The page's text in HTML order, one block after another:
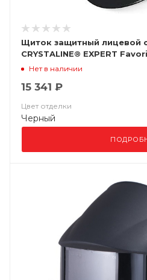
Щиток защитный лицевой
CRYSTALINE® EXPERT
Нет в наличии
15 341 ₽
Цвет отделки
Черный